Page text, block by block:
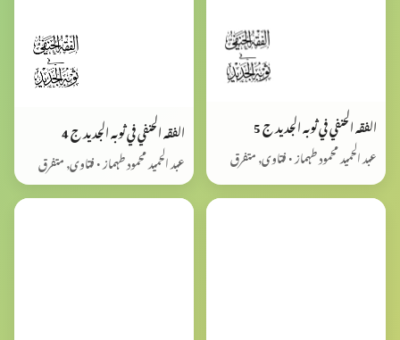
الفقه الحنفي في ثوبه الجديد ج 5
عبد الحمید محمود طہماز • فتاوی, متفرق
الفقه الحنفي في ثوبه الجديد ج 4
عبد الحمید محمود طہماز • فتاوی, متفرق